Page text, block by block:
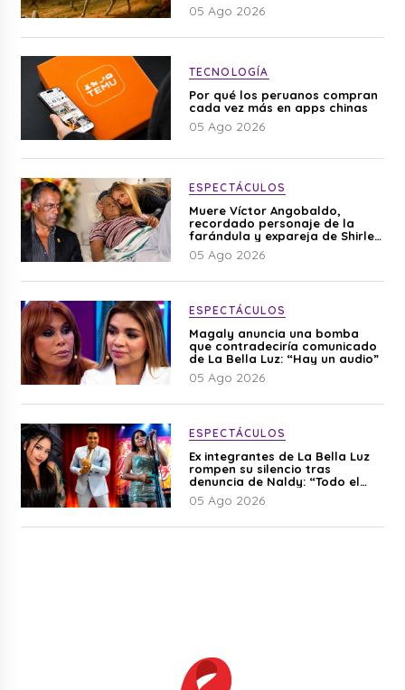
05 Ago 2026
TECNOLOGÍA
Por qué los peruanos compran
cada vez más en apps chinas
05 Ago 2026
ESPECTÁCULOS
Muere Víctor Angobaldo,
recordado personaje de la
farándula y expareja de Shirley
Cherres
05 Ago 2026
ESPECTÁCULOS
Magaly anuncia una bomba
que contradeciría comunicado
de La Bella Luz: “Hay un audio”
05 Ago 2026
ESPECTÁCULOS
Ex integrantes de La Bella Luz
rompen su silencio tras
denuncia de Naldy: “Todo el
mundo lo sabía”
05 Ago 2026